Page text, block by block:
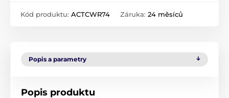
Kód produktu: ACTCWR74 Záruka: 24 měsíců
Popis a parametry
Popis produktu